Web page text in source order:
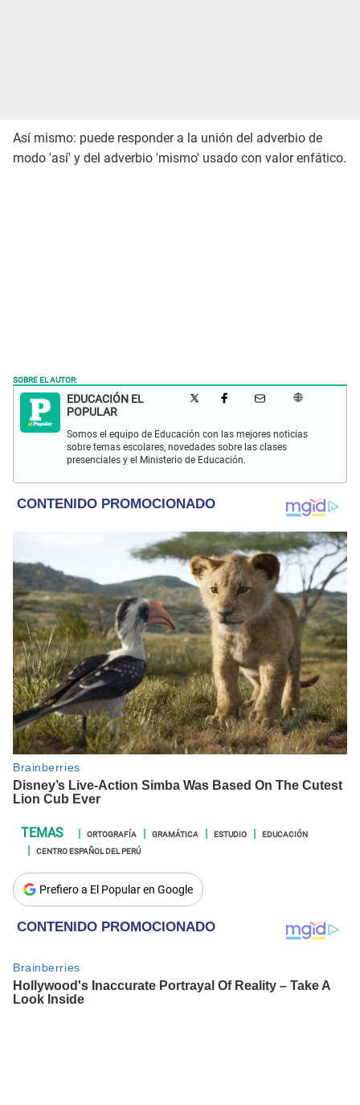
Así mismo: puede responder a la unión del adverbio de
modo 'así' y del adverbio 'mismo' usado con valor enfático.
SOBRE EL AUTOR:
EDUCACIÓN EL
POPULAR
Somos el equipo de Educación con las mejores noticias
sobre temas escolares, novedades sobre las clases
presenciales y el Ministerio de Educación.
ORTOGRAFÍA GRAMÁTICA ESTUDIO
EDUCACIÓN
CENTRO ESPAÑOL DEL PERÚ
Prefiero a El Popular en Google